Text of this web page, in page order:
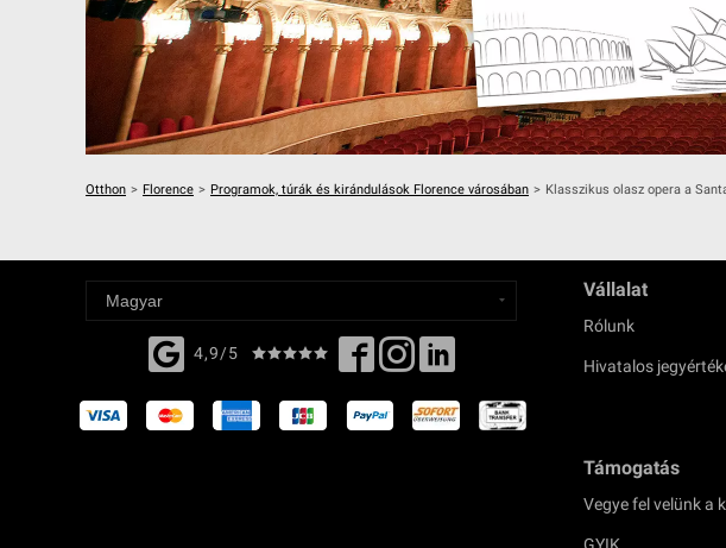
Otthon > Florence > Programok, túrák és kirándulások Florence városában > Klasszikus olasz opera a
4,9/5
Vállalat
Rólunk
Hivatalos
Támogatás
Vegye fel velünk a
GYIK